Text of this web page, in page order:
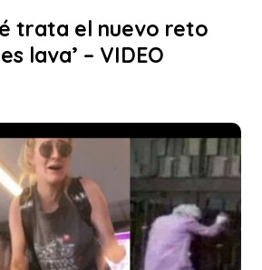
trata el nuevo reto
lava’ – VIDEO